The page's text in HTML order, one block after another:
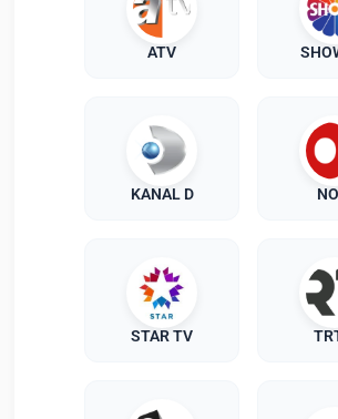
ATV
KANAL D
STAR TV